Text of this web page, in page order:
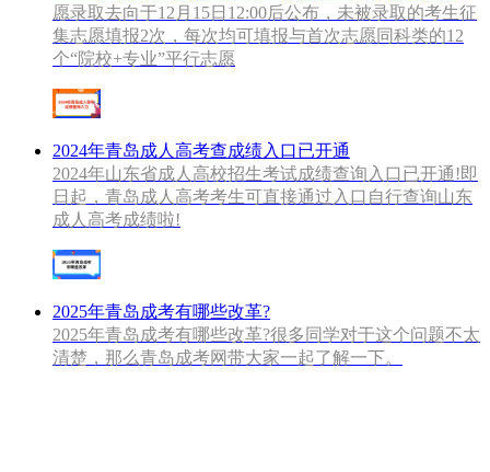
愿录取去向于12月15日12:00后公布，未被录取的考生征
集志愿填报2次，每次均可填报与首次志愿同科类的12
个“院校+专业”平行志愿
2024年青岛成人高考查成绩入口已开通
2024年山东省成人高校招生考试成绩查询入口已开通!即
日起，青岛成人高考考生可直接通过入口自行查询山东
成人高考成绩啦!
2025年青岛成考有哪些改革?
2025年青岛成考有哪些改革?很多同学对于这个问题不太
清楚，那么青岛成考网带大家一起了解一下。